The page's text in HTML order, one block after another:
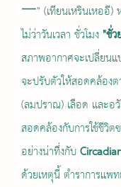
一" (เทียนเหรินเหออี)
ไม่ว่าวันเวลา ชั่วโมง "ชั่
สภาพอากาศจะเปลี่ยนแ
จะปรับตัวให้สอดคล้อง
(ลมปราณ) เลือด และอ
สอดคล้องกับการใช้ชีวิต
อย่างน่าทึ่งกับ
ด้วยเหตุนี้ ตำราการแพ